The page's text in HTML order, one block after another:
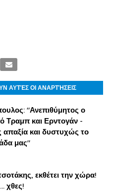
ΑΥΤΈΣ ΟΙ ΑΝΑΡΤΉΣΕΙΣ
"Ανεπιθύμητος ο
Τραμπ και Ερντογάν -
και δυστυχώς το
μας"
εκθέτει την χώρα!
χθες!